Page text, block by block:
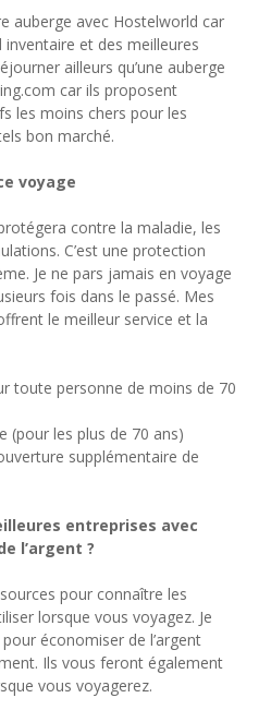
auberge avec Hostelworld car
et des meilleures
ailleurs qu’une auberge
car ils proposent
les moins chers pour les
bon marché.
voyage
contre la maladie, les
C’est une protection
Je ne pars jamais en voyage
fois dans le passé. Mes
le meilleur service et la
toute personne de moins de 70
(pour les plus de 70 ans)
supplémentaire de
entreprises avec
l’argent ?
pour connaître les
lorsque vous voyagez. Je
économiser de l’argent
Ils vous feront également
vous voyagerez.